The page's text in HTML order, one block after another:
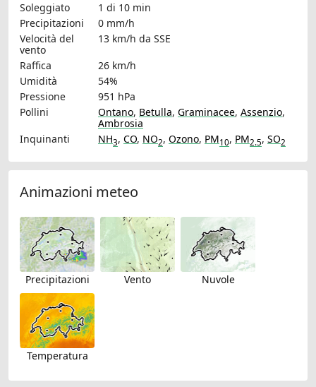
Soleggiato
1 di 10 min
Precipitazioni
0 mm/h
Velocità del
vento
13 km/h da SSE
Raffica
26 km/h
Umidità
54%
Pressione
951 hPa
Pollini
Ontano, Betulla, Graminacee, Assenzio,
Ambrosia
Inquinanti
NH3, CO, NO2, Ozono, PM10, PM2.5, SO2
Animazioni meteo
Precipitazioni Vento Nuvole
Temperatura